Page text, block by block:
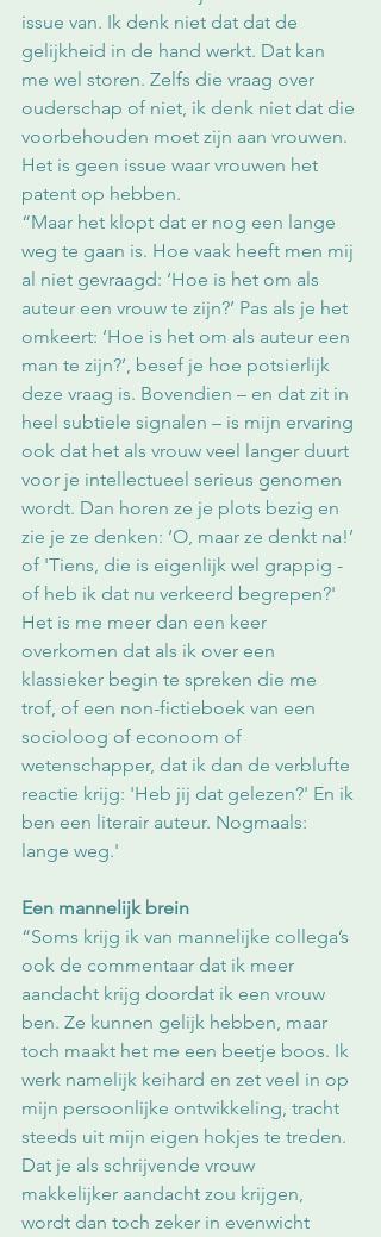
issue van. Ik denk niet dat dat de
gelijkheid in de hand werkt. Dat kan
me wel storen. Zelfs die vraag over
ouderschap of niet, ik denk niet dat die
voorbehouden moet zijn aan vrouwen.
Het is geen issue waar vrouwen het
patent op hebben.
“Maar het klopt dat er nog een lange
weg te gaan is. Hoe vaak heeft men mij
al niet gevraagd: ‘Hoe is het om als
auteur een vrouw te zijn?’ Pas als je het
omkeert: ‘Hoe is het om als auteur een
man te zijn?’, besef je hoe potsierlijk
deze vraag is. Bovendien – en dat zit in
heel subtiele signalen – is mijn ervaring
ook dat het als vrouw veel langer duurt
voor je intellectueel serieus genomen
wordt. Dan horen ze je plots bezig en
zie je ze denken: ‘O, maar ze denkt na!’
of 'Tiens, die is eigenlijk wel grappig -
of heb ik dat nu verkeerd begrepen?'
Het is me meer dan een keer
overkomen dat als ik over een
klassieker begin te spreken die me
trof, of een non-fictieboek van een
socioloog of econoom of
wetenschapper, dat ik dan de verblufte
reactie krijg: 'Heb jij dat gelezen?' En ik
ben een literair auteur. Nogmaals:
lange weg.'
Een mannelijk brein
“Soms krijg ik van mannelijke collega’s
ook de commentaar dat ik meer
aandacht krijg doordat ik een vrouw
ben. Ze kunnen gelijk hebben, maar
toch maakt het me een beetje boos. Ik
werk namelijk keihard en zet veel in op
mijn persoonlijke ontwikkeling, tracht
steeds uit mijn eigen hokjes te treden.
Dat je als schrijvende vrouw
makkelijker aandacht zou krijgen,
wordt dan toch zeker in evenwicht